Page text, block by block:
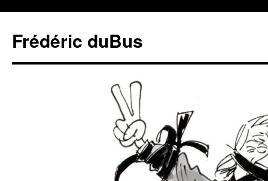
Frédéric duBus